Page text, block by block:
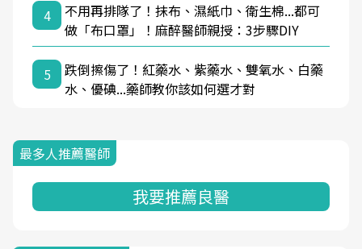
4
不用再排隊了！抹布、濕紙巾、衛生棉...都可
做「布口罩」！麻醉醫師親授：3步驟DIY
5
跌倒擦傷了！紅藥水、紫藥水、雙氧水、白藥
水、優碘...藥師教你該如何選才對
最多人推薦醫師
我要推薦良醫